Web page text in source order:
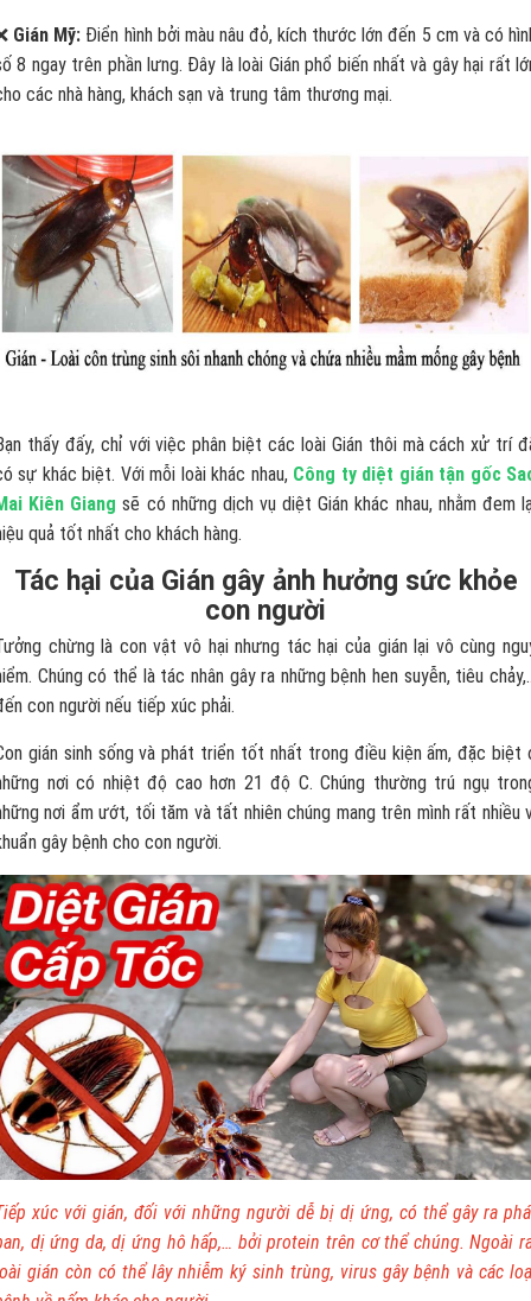
Gián Mỹ: Điển hình bởi màu nâu đỏ, kích thước lớn đến 5 cm và có
8 ngay trên phần lưng. Đây là loài Gián phổ biến nhất và gây hại rất
các nhà hàng, khách sạn và trung tâm thương mại.
thấy đấy, chỉ với việc phân biệt các loài Gián thôi mà cách xử trí
sự khác biệt. Với mỗi loài khác nhau, Công ty diệt gián tận gốc
Kiên Giang sẽ có những dịch vụ diệt Gián khác nhau, nhằm đem
quả tốt nhất cho khách hàng.
Tác hại của Gián gây ảnh hưởng sức khỏe
con người
chừng là con vật vô hại nhưng tác hại của gián lại vô cùng
Chúng có thể là tác nhân gây ra những bệnh hen suyễn, tiêu
con người nếu tiếp xúc phải.
gián sinh sống và phát triển tốt nhất trong điều kiện ấm, đặc biệt
nơi có nhiệt độ cao hơn 21 độ C. Chúng thường trú ngụ
nơi ẩm ướt, tối tăm và tất nhiên chúng mang trên mình rất nhiều
gây bệnh cho con người.
xúc với gián, đối với những người dễ bị dị ứng, có thể gây ra
dị ứng da, dị ứng hô hấp,… bởi protein trên cơ thể chúng. Ngoài
gián còn có thể lây nhiễm ký sinh trùng, virus gây bệnh và các